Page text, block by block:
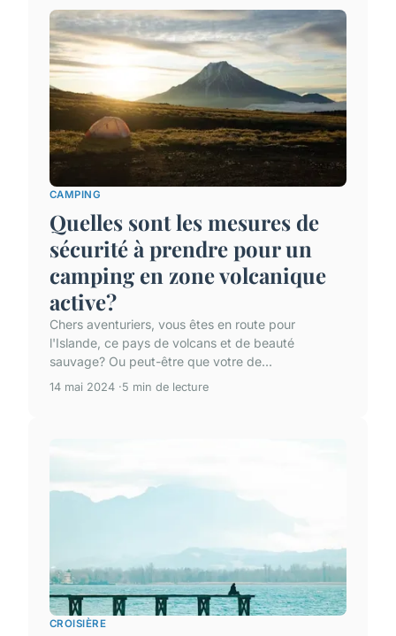
CAMPING
Quelles sont les mesures de
sécurité à prendre pour un
camping en zone volcanique
active?
Chers aventuriers, vous êtes en route pour
l'Islande, ce pays de volcans et de beauté
sauvage? Ou peut-être que votre de...
14 mai 2024 5 min de lecture
CROISIÈRE